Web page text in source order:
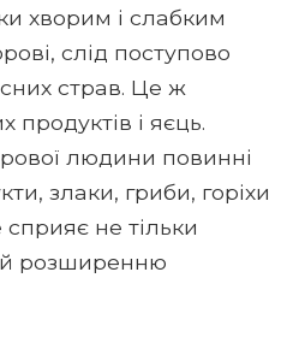
хворим і слабким
слід поступово
страв. Це ж
продуктів і яєць.
людини повинні
злаки, гриби, горіхи
не тільки
й розширенню